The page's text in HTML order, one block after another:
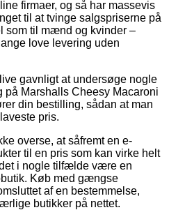
firmaer, og så har massevis
til at tvinge salgspriserne på
som til mænd og kvinder –
love levering uden
gavnligt at undersøge nogle
på Marshalls Cheesy Macaroni
din bestilling, sådan at man
pris.
overse, at såfremt en e-
til en pris som kan virke helt
i nogle tilfælde være en
Køb med gængse
af en bestemmelse,
butikker på nettet.